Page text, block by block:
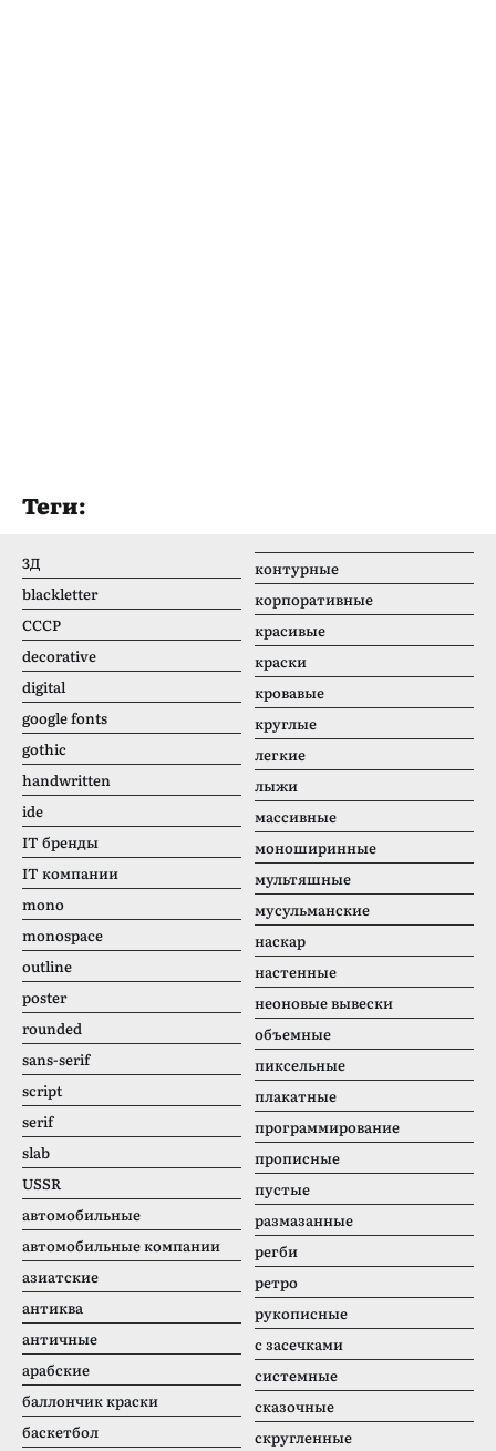
Теги:
3Д
blackletter
CCCР
decorative
digital
google fonts
gothic
handwritten
ide
IT бренды
IT компании
mono
monospace
outline
poster
rounded
sans-serif
script
serif
slab
USSR
автомобильные
автомобильные компании
азиатские
антиква
античные
арабские
баллончик краски
баскетбол
контурные
корпоративные
красивые
краски
кровавые
круглые
легкие
лыжи
массивные
моноширинные
мультяшные
мусульманские
наскар
настенные
неоновые вывески
объемные
пиксельные
плакатные
программирование
прописные
пустые
размазанные
регби
ретро
рукописные
с засечками
системные
сказочные
скругленные